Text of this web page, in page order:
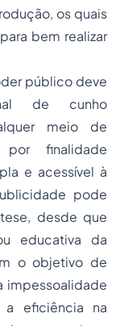
os quais
bem realizar
público deve
de cunho
meio de
por finalidade
e acessível à
pode
desde que
educativa da
o objetivo de
impessoalidade
eficiência na